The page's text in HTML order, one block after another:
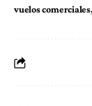
vuelos comerciales